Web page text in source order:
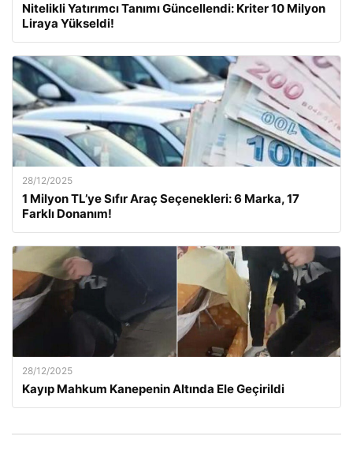
Nitelikli Yatırımcı Tanımı Güncellendi: Kriter 10 Milyon
Liraya Yükseldi!
28/12/2025
1 Milyon TL’ye Sıfır Araç Seçenekleri: 6 Marka, 17
Farklı Donanım!
28/12/2025
Kayıp Mahkum Kanepenin Altında Ele Geçirildi